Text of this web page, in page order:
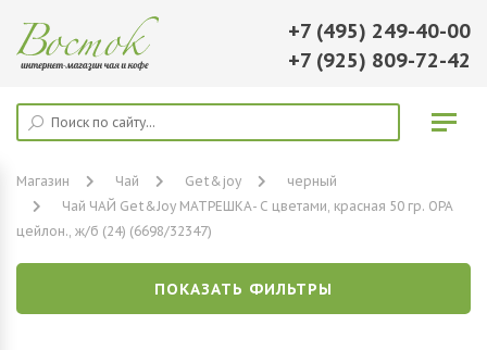
+7 (495) 249-40-00
+7 (925) 809-72-42
Магазин Чай Get&joy
черный
Чай ЧАЙ Get&Joy МАТРЕШКА- С цветами, красная 50 гр. ОРА
цейлон., ж/б (24) (6698/32347)
ПОКАЗАТЬ ФИЛЬТРЫ